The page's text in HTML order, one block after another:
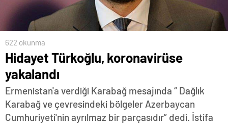
622 okunma
Hidayet Türkoğlu, koronavirüse
yakalandı
Ermenistan'a verdiği Karabağ mesajında “ Dağlık
Karabağ ve çevresindeki bölgeler Azerbaycan
Cumhuriyeti'nin ayrılmaz bir parçasıdır” dedi. İstifa